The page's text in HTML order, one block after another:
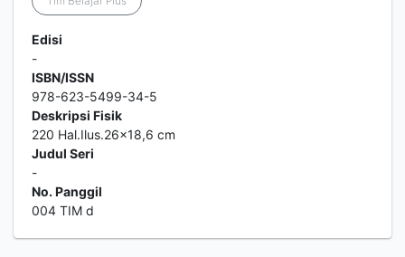
Edisi
-
ISBN/ISSN
978-623-5499-34-5
Deskripsi Fisik
220 Hal.Ilus.26x18,6 cm
Judul Seri
-
No. Panggil
004 TIM d